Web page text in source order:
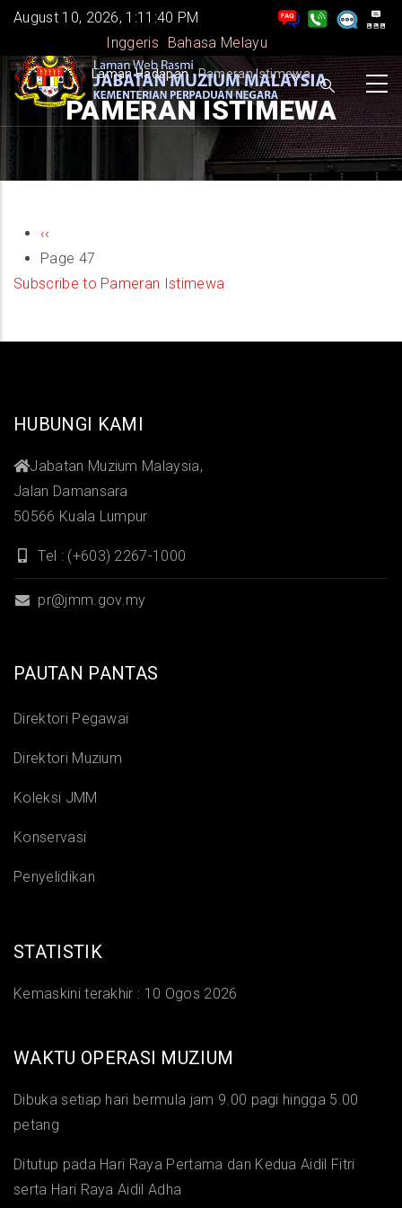
Skip
main
content
August 10, 2026, 1:11:40 PM
Inggeris
Bahasa Melayu
BREADCRUMB
Laman Hadapan -Pameran Istimewa
PAMERAN ISTIMEWA
PAGINATION
Previous
page
‹‹
Page 47
Subscribe to Pameran Istimewa
HUBUNGI KAMI
Jabatan Muzium Malaysia,
Jalan Damansara
50566 Kuala Lumpur
Tel : (+603) 2267-1000
pr@jmm.gov.my
PAUTAN PANTAS
Direktori Pegawai
Direktori Muzium
Koleksi JMM
Konservasi
Penyelidikan
STATISTIK
Kemaskini terakhir : 10 Ogos 2026
WAKTU OPERASI MUZIUM
Dibuka setiap hari bermula jam 9.00 pagi hingga 5.00
petang
Ditutup pada Hari Raya Pertama dan Kedua Aidil Fitri
serta Hari Raya Aidil Adha